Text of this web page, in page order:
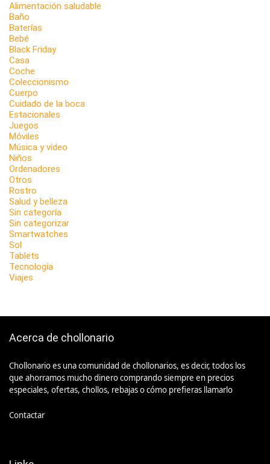
Alimentación saludable
Baño
Baterías
Bebé
Black Friday
Casa
Coche
Coleccionismo
Cuerpo
Cuidado de la boca
Estacionales
Juegos
Móviles
Música y vídeo
Niños
Ordenadores
Otros
Rostro
Salud y belleza
Sin categoría
Sin categorizar
Smartwatches
Sol
Tablets
Tecnología
Viajes
Acerca de chollonario
Chollonario es una comunidad de chollonarios, es decir, todos los
que ahorramos mucho dinero comprando siempre en precios
especiales, ofertas, chollos, rebajas o cómo prefieras llamarlo
Contactar